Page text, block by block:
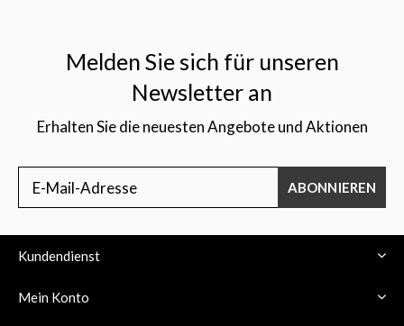
Melden Sie sich für unseren
Newsletter an
Erhalten Sie die neuesten Angebote und Aktionen
ABONNIEREN
Kundendienst
Mein Konto